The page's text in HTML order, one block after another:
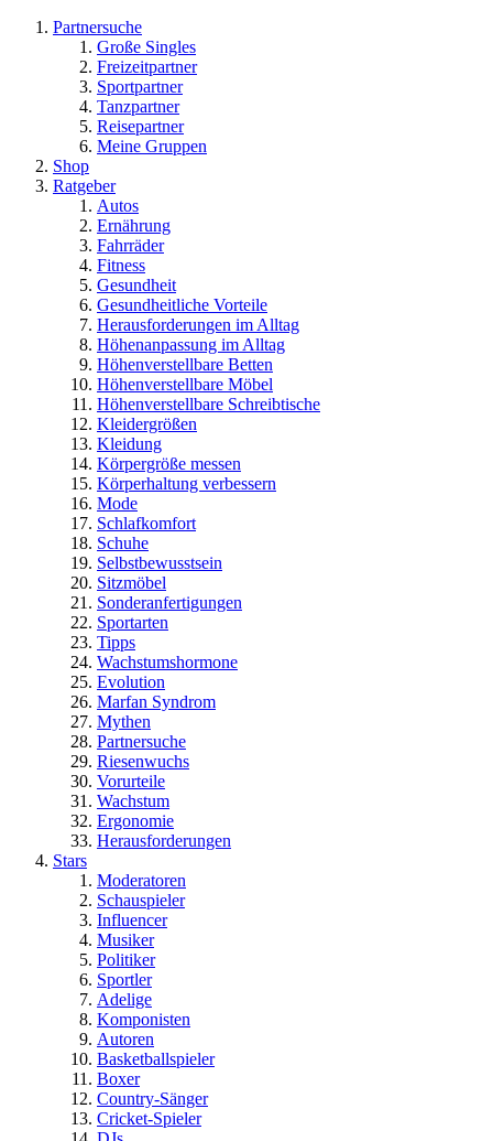
Partnersuche
Große Singles
Freizeitpartner
Sportpartner
Tanzpartner
Reisepartner
Meine Gruppen
Shop
Ratgeber
Autos
Ernährung
Fahrräder
Fitness
Gesundheit
Gesundheitliche Vorteile
Herausforderungen im Alltag
Höhenanpassung im Alltag
Höhenverstellbare Betten
Höhenverstellbare Möbel
Höhenverstellbare Schreibtische
Kleidergrößen
Kleidung
Körpergröße messen
Körperhaltung verbessern
Mode
Schlafkomfort
Schuhe
Selbstbewusstsein
Sitzmöbel
Sonderanfertigungen
Sportarten
Tipps
Wachstumshormone
Evolution
Marfan Syndrom
Mythen
Partnersuche
Riesenwuchs
Vorurteile
Wachstum
Ergonomie
Herausforderungen
Stars
Moderatoren
Schauspieler
Influencer
Musiker
Politiker
Sportler
Adelige
Komponisten
Autoren
Basketballspieler
Boxer
Country-Sänger
Cricket-Spieler